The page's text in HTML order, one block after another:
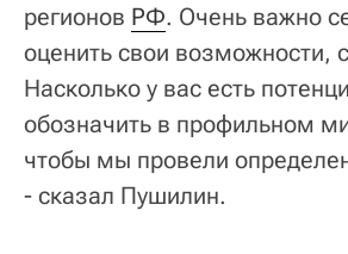
регионов РФ. Очень важно
оценить свои возможности,
Насколько у вас есть
обозначить в профильном
чтобы мы провели
- сказал Пушилин.